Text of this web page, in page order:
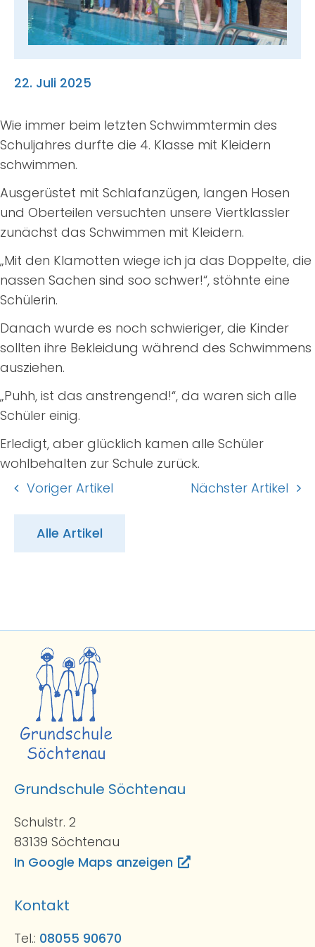
Suche
nach:
22. Juli 2025
Wie immer beim letzten Schwimmtermin des
Schuljahres durfte die 4. Klasse mit Kleidern
schwimmen.
Ausgerüstet mit Schlafanzügen, langen Hosen
und Oberteilen versuchten unsere Viertklassler
zunächst das Schwimmen mit Kleidern.
„Mit den Klamotten wiege ich ja das Doppelte, die
nassen Sachen sind soo schwer!“, stöhnte eine
Schülerin.
Danach wurde es noch schwieriger, die Kinder
sollten ihre Bekleidung während des Schwimmens
ausziehen.
„Puhh, ist das anstrengend!“, da waren sich alle
Schüler einig.
Erledigt, aber glücklich kamen alle Schüler
wohlbehalten zur Schule zurück.
Voriger Artikel
Nächster Artikel
Alle Artikel
Grundschule Söchtenau
Schulstr. 2
83139 Söchtenau
In Google Maps anzeigen
Kontakt
Tel.: 08055 90670